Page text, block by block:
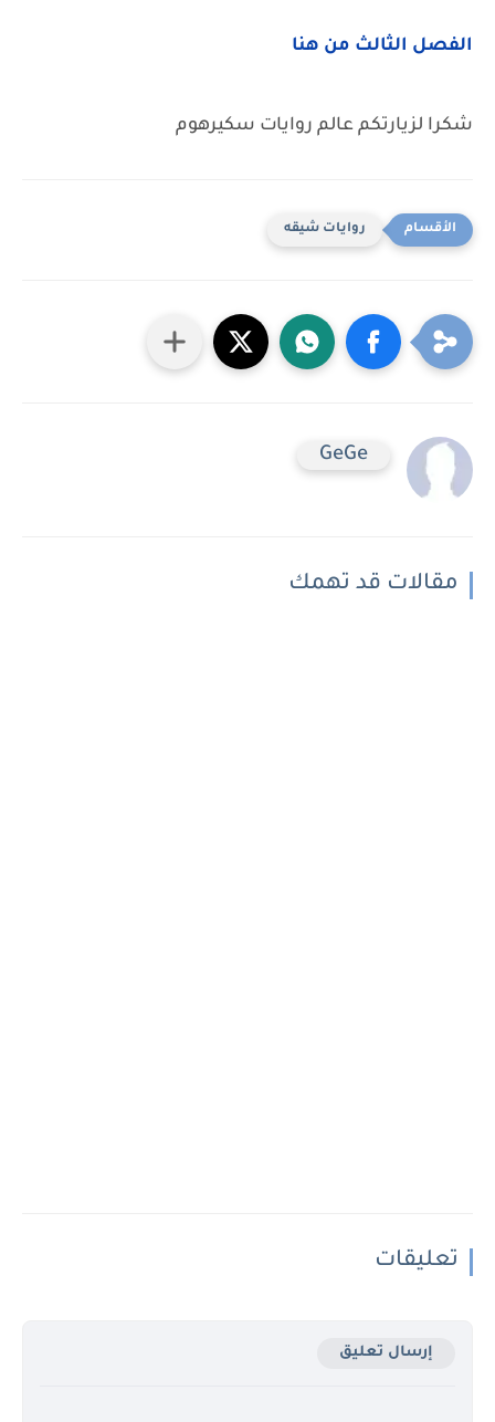
الفصل الثالث من هنا
شكرا لزيارتكم عالم روايات سكيرهوم
روايات شيقه
GeGe
مقالات قد تهمك
تعليقات
إرسال تعليق